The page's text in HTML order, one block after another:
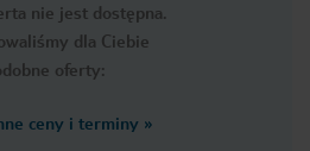
nie jest dostępna.
dla Ciebie
oferty:
ceny i terminy »